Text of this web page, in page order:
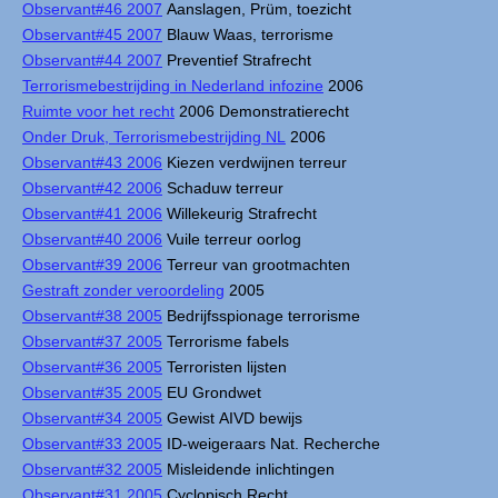
Observant#46 2007 Aanslagen, Prüm, toezicht
Observant#45 2007 Blauw Waas, terrorisme
Observant#44 2007 Preventief Strafrecht
Terrorismebestrijding in Nederland infozine 2006
Ruimte voor het recht 2006 Demonstratierecht
Onder Druk, Terrorismebestrijding NL
2006
Observant#43 2006 Kiezen verdwijnen terreur
Observant#42 2006 Schaduw terreur
Observant#41 2006 Willekeurig Strafrecht
Observant#40 2006 Vuile terreur oorlog
Observant#39 2006 Terreur van grootmachten
Gestraft zonder veroordeling 2005
Observant#38 2005 Bedrijfsspionage terrorisme
Observant#37 2005 Terrorisme fabels
Observant#36 2005 Terroristen lijsten
Observant#35 2005 EU Grondwet
Observant#34 2005 Gewist AIVD bewijs
Observant#33 2005 ID-weigeraars Nat. Recherche
Observant#32 2005 Misleidende inlichtingen